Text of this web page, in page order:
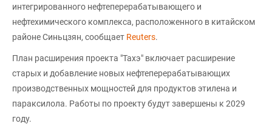
интегрированного нефтеперерабатывающего и
нефтехимического комплекса, расположенного в китайском
районе Синьцзян, сообщает Reuters.
План расширения проекта "Тахэ" включает расширение
старых и добавление новых нефтеперерабатывающих
производственных мощностей для продуктов этилена и
параксилола. Работы по проекту будут завершены к 2029
году.